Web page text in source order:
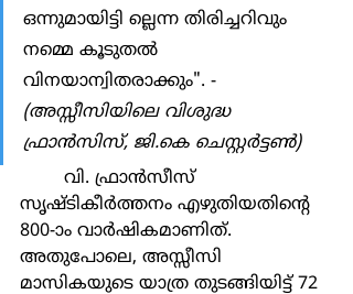
ഒന്നുമായിട്ടി ല്ലെന്ന തിരിച്ചറിവും
നമ്മെ കൂടുതല്‍
വിനയാന്വിതരാക്കും". -
(അസ്സീസിയിലെ വിശുദ്ധ
ഫ്രാന്‍സിസ്, ജി.കെ ചെസ്റ്റര്‍ട്ടണ്‍)
സൃഷ്ടികീര്‍ത്തനം എഴുതിയതിന്‍റെ
800-ാം വാര്‍ഷികമാണിത്.
അതുപോലെ, അസ്സീസി
മാസികയുടെ യാത്ര തുടങ്ങിയിട്ട് 72